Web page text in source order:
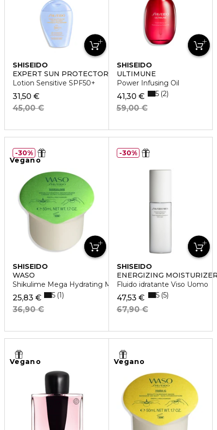
SHISEIDO
EXPERT SUN PROTECTOR
Lotion Sensitive SPF50+
31,50 €
45,00 €
SHISEIDO
ULTIMUNE
Power Infusing Oil
41,30 €
59,00 €
5 2
Vegano
SHISEIDO
WASO
Shikulime Mega Hydrating Moisturizer Refill
25,83 €
36,90 €
5 1
30%
SHISEIDO
ENERGIZING
Fluido idratante Viso Uomo
47,53 €
67,90 €
5 5
30%
Vegano Vegano